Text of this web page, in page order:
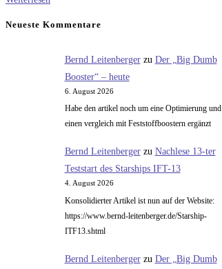
Hitparade
Neueste Kommentare
Bernd Leitenbergerzu Der „Big Dumb
Booster“ – heute
6. August 2026
Habe den artikel noch um eine Optimierung und
einen vergleich mit Feststoffboostern ergänzt
Bernd Leitenbergerzu Nachlese 13-ter
Teststart des Starships IFT-13
4. August 2026
Konsolidierter Artikel ist nun auf der Website:
https://www.bernd-leitenberger.de/Starship-
ITF13.shtml
Bernd Leitenbergerzu Der „Big Dumb